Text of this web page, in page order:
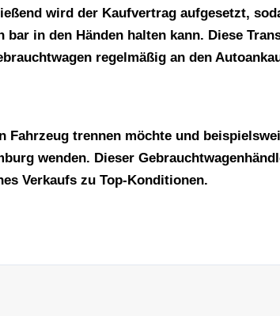
wird der Kaufvertrag aufgesetzt,
in den Händen halten kann. Diese
regelmäßig an den
Fahrzeug trennen möchte und
wenden. Dieser
Verkaufs zu Top-Konditionen.